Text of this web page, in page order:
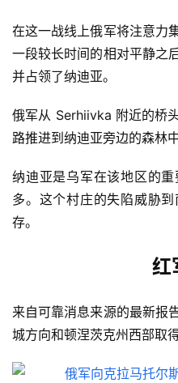
在这一战线上俄军将注意力
一段较长时间的相对平静之
并占领了纳迪亚。
俄军从 Serhiivka 附近的桥
路推进到纳迪亚旁边的森林中
纳迪亚是乌军在该地区的
多。这个村庄的失陷威胁
存。
红
来自可靠消息来源的最新报
城方向和顿涅茨克州西部取